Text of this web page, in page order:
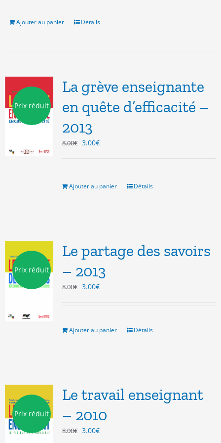
7.00€.3.00€.
Ajouter au panier Détails
Prix réduit
La grève enseignante
en quête d’efficacité –
2013
8.00€ Le
8.00€.
3.00€Le
3.00€.
Ajouter au panier Détails
Prix réduit
Le partage des savoirs
– 2013
8.00€ Le
8.00€.
3.00€Le
3.00€.
Ajouter au panier Détails
Prix réduit
Le travail enseignant
– 2010
8.00€ Le
3.00€Le